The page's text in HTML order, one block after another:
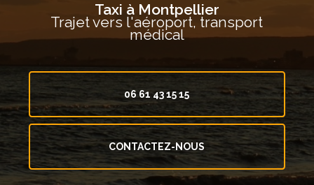
Taxi à Montpellier
Trajet vers l'aéroport, transport
médical
06 61 43 15 15
CONTACTEZ-NOUS